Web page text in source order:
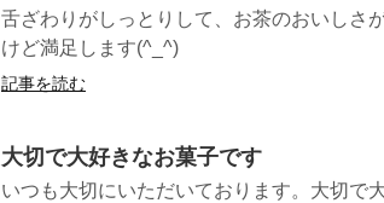
舌ざわりがしっとりして、お茶のおいしさ
けど満足します
記事を読む
大切で大好きなお菓子です
いつも大切にいただいております。大切で